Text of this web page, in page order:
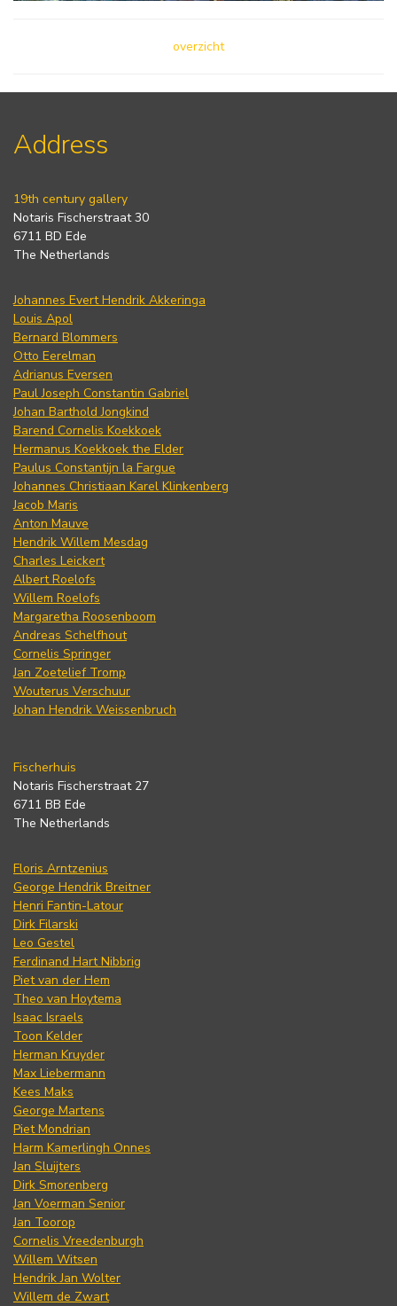
overzicht
Address
19th century gallery
Notaris Fischerstraat 30
6711 BD Ede
The Netherlands
Johannes Evert Hendrik Akkeringa
Louis Apol
Bernard Blommers
Otto Eerelman
Adrianus Eversen
Paul Joseph Constantin Gabriel
Johan Barthold Jongkind
Barend Cornelis Koekkoek
Hermanus Koekkoek the Elder
Paulus Constantijn la Fargue
Johannes Christiaan Karel Klinkenberg
Jacob Maris
Anton Mauve
Hendrik Willem Mesdag
Charles Leickert
Albert Roelofs
Willem Roelofs
Margaretha Roosenboom
Andreas Schelfhout
Cornelis Springer
Jan Zoetelief Tromp
Wouterus Verschuur
Johan Hendrik Weissenbruch
Fischerhuis
Notaris Fischerstraat 27
6711 BB Ede
The Netherlands
Floris Arntzenius
George Hendrik Breitner
Henri Fantin-Latour
Dirk Filarski
Leo Gestel
Ferdinand Hart Nibbrig
Piet van der Hem
Theo van Hoytema
Isaac Israels
Toon Kelder
Herman Kruyder
Max Liebermann
Kees Maks
George Martens
Piet Mondrian
Harm Kamerlingh Onnes
Jan Sluijters
Dirk Smorenberg
Jan Voerman Senior
Jan Toorop
Cornelis Vreedenburgh
Willem Witsen
Hendrik Jan Wolter
Willem de Zwart